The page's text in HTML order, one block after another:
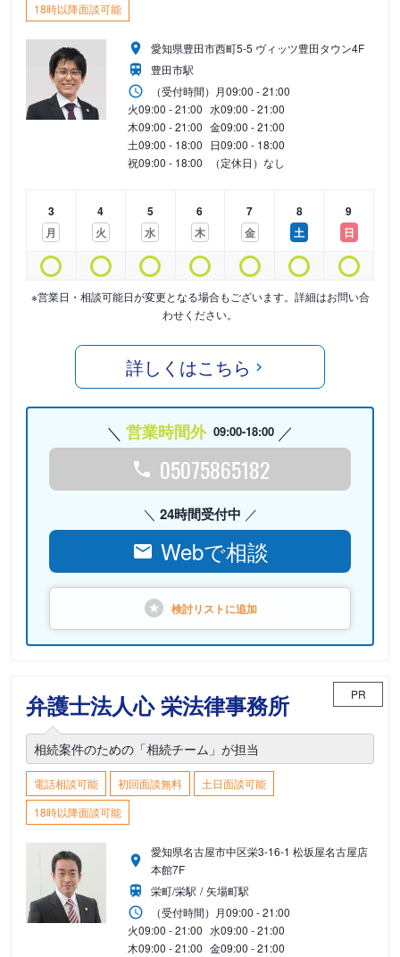
18時以降面談可能
愛知県豊田市西町5-5 ヴィッツ豊田タウン4F
豊田市駅
（受付時間） 月09:00 - 21:00
火09:00 - 21:00 水09:00 - 21:00
木09:00 - 21:00 金09:00 - 21:00
土09:00 - 18:00 日09:00 - 18:00
祝09:00 - 18:00 （定休日）なし
3
月
4
火
5
水
6
木
7
金
8
土
9
日
※営業日・相談可能日が変更となる場合もございます。詳細はお問い合
わせください。
詳しくはこちら
営業時間外 09:00-18:00
05075865182
24時間受付中
Webで相談
検討リストに追加
弁護士法人心 栄法律事務所 PR
相続案件のための「相続チーム」が担当
電話相談可能 初回面談無料
土日面談可能
18時以降面談可能
愛知県名古屋市中区栄3-16-1 松坂屋名古屋店
本館7F
栄町/栄駅
矢場町駅
（受付時間） 月09:00 - 21:00
火09:00 - 21:00 水09:00 - 21:00
木09:00 - 21:00 金09:00 - 21:00